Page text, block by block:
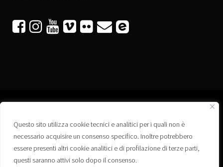
Questo sito utilizza cookie tecnici e analitici per i quali non è
necessario acquisire un consenso specifico. Inoltre potrebbero
essere presenti altri cookie analitici e di profilazione di terze parti,
questi saranno attivi solo dopo il consenso.
     
Associazione “Corti a Ponte” APS
Via Wagner, 42 - 35020 Ponte San Nicolò (PD)
C.F. 92223660280
Privacy policy